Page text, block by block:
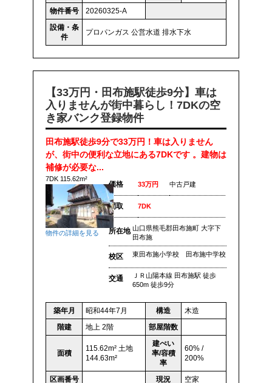
物件番号
20260325-A
設備・条
件
プロパンガス 公営水道 排水下水
【33万円・田布施駅徒歩9分】車は
入りませんが街中暮らし！7DKの空
き家バンク登録物件
田布施駅徒歩9分で33万円！車は入りません
が、街中の便利な立地にある7DKです 。建物は
補修が必要な...
7DK 115.62m²
物件の詳細を見る
価格 33万円 中古戸建
間取 7DK
所在地 山口県熊毛郡田布施町 大字下
田布施
校区 東田布施小学校 田布施中学校
交通
ＪＲ山陽本線 田布施駅 徒歩
650m 徒歩9分
築年月 昭和44年7月 構造
木造
階建
地上 2階 部屋階数
面積
115.62m² 土地
144.63m²
建ぺい
率/容積
率
60% /
200%
区画番号 現況 空家